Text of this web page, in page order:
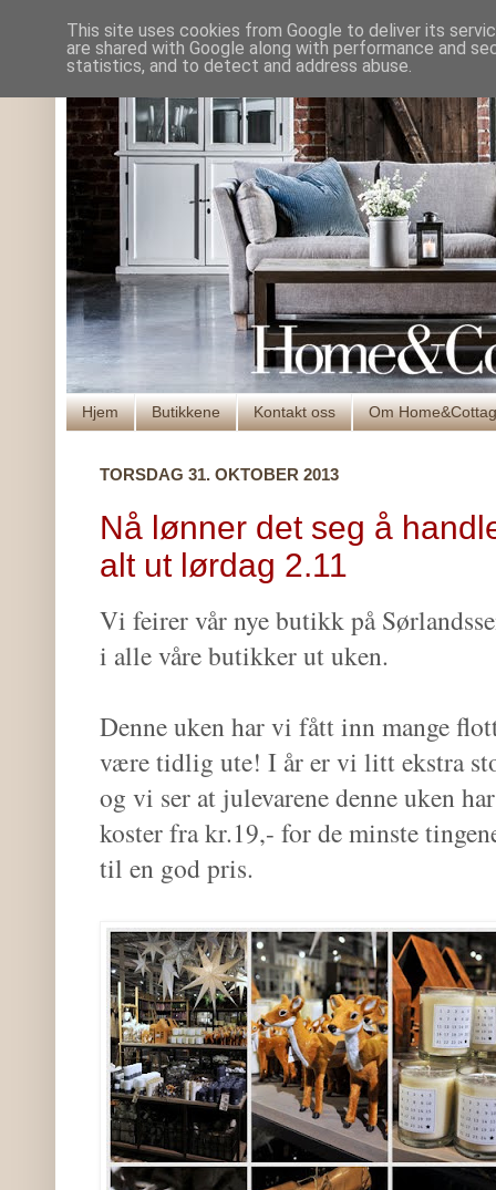
Hjem Butikkene Kontakt oss Om
TORSDAG 31. OKTOBER 2013
Nå lønner det seg å
alt ut lørdag 2.11
Vi feirer vår nye butikk på
i alle våre butikker ut uken.
Denne uken har vi fått inn mange
være tidlig ute! I år er vi litt ekstra
og vi ser at julevarene denne uken
koster fra kr.19,- for de minste
til en god pris.
This site uses cookies from Google to deliver its
are shared with Google along with performance and
statistics, and to detect and address abuse.